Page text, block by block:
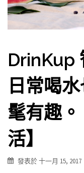
DrinKup
日常喝
髦有趣
活】
發表於十一月 15, 2017